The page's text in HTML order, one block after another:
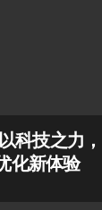
科技之力，
化新体验